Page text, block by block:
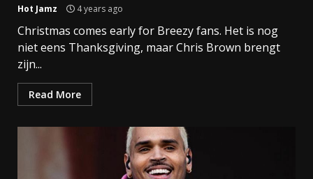
Hot Jamz 4 years ago
Christmas comes early for Breezy fans. Het is nog
niet eens Thanksgiving, maar Chris Brown brengt
zijn...
Read More